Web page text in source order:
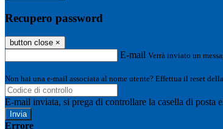
Recupero password
button close ×
E-mail Verrà inviato un
Non hai una e-mail associata al nome utente? Effettua il reset
E-mail inviata, si prega di controllare la casella di posta
Errore